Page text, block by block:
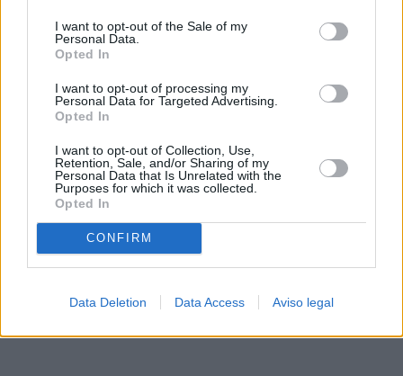
cualquier momento entrando de nuevo en este sitio web o
visitando nuestra política de privacidad.
I want to opt-out of the Sale of my
Personal Data.
Opted In
I want to opt-out of processing my
Personal Data for Targeted Advertising.
Opted In
I want to opt-out of Collection, Use,
Retention, Sale, and/or Sharing of my
Personal Data that Is Unrelated with the
Purposes for which it was collected.
Opted In
CONFIRM
Data Deletion Data Access Aviso legal